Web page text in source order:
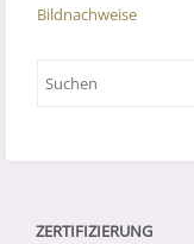
Bildnachweise
ZERTIFIZIERUNG